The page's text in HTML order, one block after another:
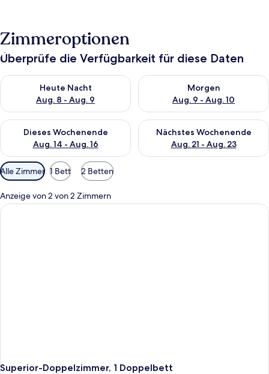
Zimmeroptionen
Überprüfe die Verfügbarkeit für diese Daten
Heute Nacht
Aug. 8 - Aug. 9
Überprüfe die Verfügbarkeit für heute Nacht, Aug. 8 - Aug. 9.
Morgen
Aug. 9 - Aug. 10
Überprüfe die Verfügbarkeit
Dieses Wochenende
Aug. 14 - Aug. 16
Überprüfe die Verfügbarkeit für dieses Wochenende, Aug. 14
Nächstes Wochenende
Aug. 21 - Aug. 23
Überprüfe die Verfügbarkeit
Verfügbare
Filter
für
Zimmer
Alle Zimmer 1 Bett 2 Betten
Anzeige von 2 von 2 Zimmern
Superior-Doppelzimmer, 1 Doppelbett